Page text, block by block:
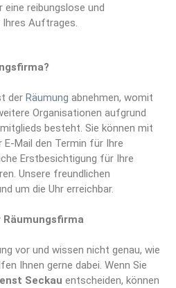
eine reibungslose und
Auftrages.
der Räumung abnehmen, womit
Organisationen aufgrund
besteht. Sie können mit
Mail den Termin für Ihre
Erstbesichtigung für Ihre
Unsere freundlichen
um die Uhr erreichbar.
Räumungsfirma
vor und wissen nicht genau, wie
Ihnen gerne dabei. Wenn Sie
Seckau entscheiden, können